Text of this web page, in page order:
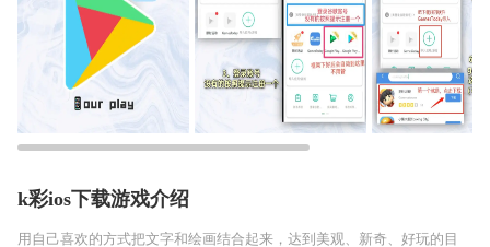
k彩ios下载游戏介绍
用自己喜欢的方式把文字和绘画结合起来，达到美观、新奇、好玩的目